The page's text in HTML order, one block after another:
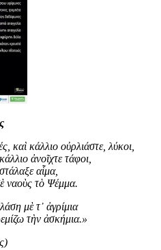
καὶ κάλλιο οὐρλιάστε, λύκοι,
ἀνοῖχτε τάφοι,
αἷμα,
ναοὺς τὸ Ψέμμα.
μὲ τ᾿ ἀγρίμια
τὴν ἀσκήμια.»